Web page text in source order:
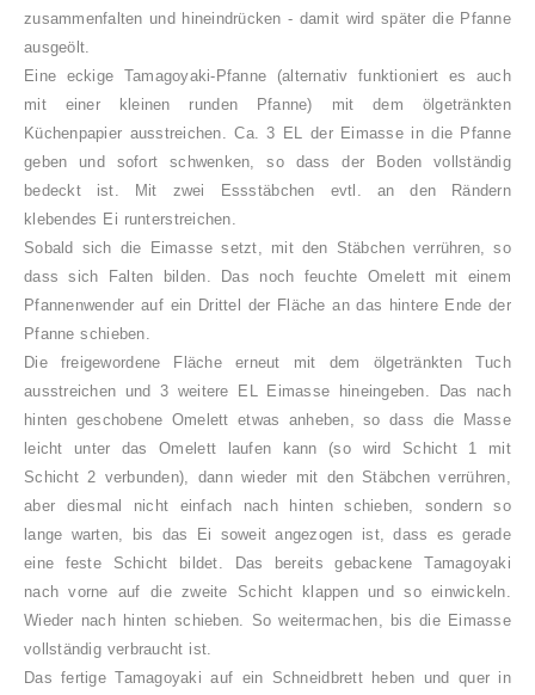
zusammenfalten und hineindrücken - damit wird später die Pfanne
ausgeölt.
Eine eckige Tamagoyaki-Pfanne (alternativ funktioniert es auch
mit einer kleinen runden Pfanne) mit dem ölgetränkten
Küchenpapier ausstreichen. Ca. 3 EL der Eimasse in die Pfanne
geben und sofort schwenken, so dass der Boden vollständig
bedeckt ist. Mit zwei Essstäbchen evtl. an den Rändern
klebendes Ei runterstreichen.
Sobald sich die Eimasse setzt, mit den Stäbchen verrühren, so
dass sich Falten bilden. Das noch feuchte Omelett mit einem
Pfannenwender auf ein Drittel der Fläche an das hintere Ende der
Pfanne schieben.
Die freigewordene Fläche erneut mit dem ölgetränkten Tuch
ausstreichen und 3 weitere EL Eimasse hineingeben. Das nach
hinten geschobene Omelett etwas anheben, so dass die Masse
leicht unter das Omelett laufen kann (so wird Schicht 1 mit
Schicht 2 verbunden), dann wieder mit den Stäbchen verrühren,
aber diesmal nicht einfach nach hinten schieben, sondern so
lange warten, bis das Ei soweit angezogen ist, dass es gerade
eine feste Schicht bildet. Das bereits gebackene Tamagoyaki
nach vorne auf die zweite Schicht klappen und so einwickeln.
Wieder nach hinten schieben. So weitermachen, bis die Eimasse
vollständig verbraucht ist.
Das fertige Tamagoyaki auf ein Schneidbrett heben und quer in